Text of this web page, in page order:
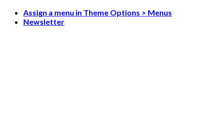
Skip
Assign a menu in Theme Options > Menus
Newsletter